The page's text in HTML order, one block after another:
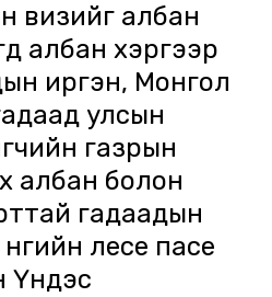
визийг албан
албан хэргээр
иргэн, Монгол
улсын
газрын
албан болон
гадаадын
лесе пасе
Үндэс